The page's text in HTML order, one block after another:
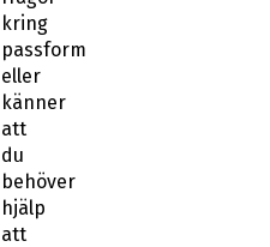
kring
passform
eller
känner
att
du
behöver
hjälp
att